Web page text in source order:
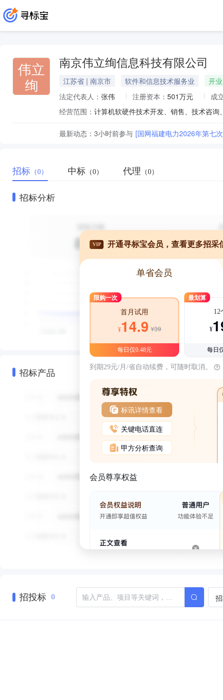
伟立
绚
南京伟立绚信息科技有限公司
江苏省 | 南京市 软件和信息技术服务业
开业
法定代表人： 张伟 注册资本： 501万元
成
经营范围：
最新动态： 3小时前参与 [国网福建电力2026年第七
招标 （0） 中标 （0） 代理 （0）
招标分析
招标产品
VIP 开通寻标宝会员，查看更多招采
单省会员
限购一次
首月试用
¥14.9 ¥39
每日仅0.48元
最划算
12
¥
每日
到期29元/月/省自动续费，可随时取消。
标讯详情查看
关键电话直连
甲方分析查询
会员尊享权益
招投标 0